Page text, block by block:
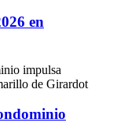
en